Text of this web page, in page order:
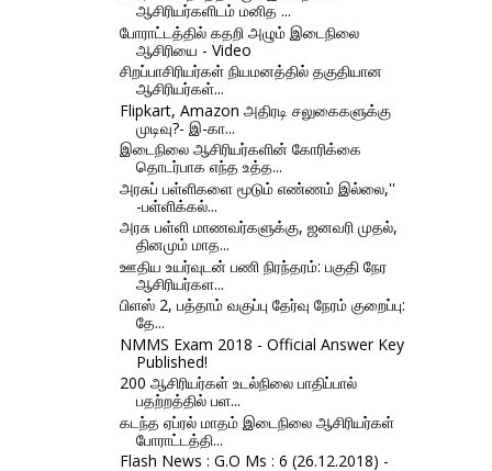
ஆசிரியர்களிடம் மனித ...
போராட்டத்தில் கதறி அழும் இடைநிலை
ஆசிரியை - Video
சிறப்பாசிரியர்கள் நியமனத்தில் தகுதியான
ஆசிரியர்கள்...
Flipkart, Amazon அதிரடி சலுகைகளுக்கு
முடிவு?- இ-கா...
இடைநிலை ஆசிரியர்களின் கோரிக்கை
தொடர்பாக எந்த உத்த...
அரசுப் பள்ளிகளை மூடும் எண்ணம் இல்லை,''
-பள்ளிக்கல்...
அரசு பள்ளி மாணவர்களுக்கு, ஜனவரி முதல்,
தினமும் மாத...
ஊதிய உயர்வுடன் பணி நிரந்தரம்: பகுதி நேர
ஆசிரியர்கள...
பிளஸ் 2, பத்தாம் வகுப்பு தேர்வு நேரம் குறைப்பு:
தே...
NMMS Exam 2018 - Official Answer Key
Published!
200 ஆசிரியர்கள் உடல்நிலை பாதிப்பால்
பதற்றத்தில் பள...
கடந்த ஏப்ரல் மாதம் இடைநிலை ஆசிரியர்கள்
போராட்டத்தி...
Flash News : G.O Ms : 6 (26.12.2018) -